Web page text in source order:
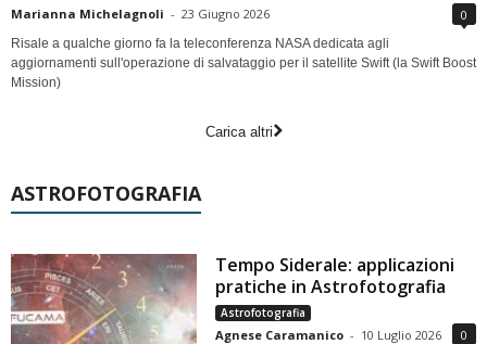
Marianna Michelagnoli - 23 Giugno 2026 0
Risale a qualche giorno fa la teleconferenza NASA dedicata agli
aggiornamenti sull'operazione di salvataggio per il satellite Swift (la Swift Boost
Mission)
Carica altri
ASTROFOTOGRAFIA
Tempo Siderale: applicazioni
pratiche in Astrofotografia
Astrofotografia
Agnese Caramanico - 10 Luglio 2026 0